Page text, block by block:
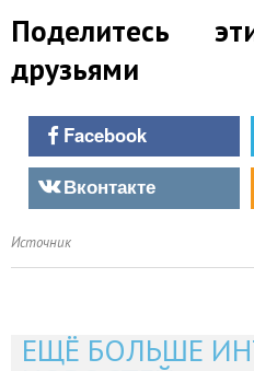
Поделитесь
друзьями
Facebook
Вконтакте
Источник
ЕЩЁ БОЛЬШЕ